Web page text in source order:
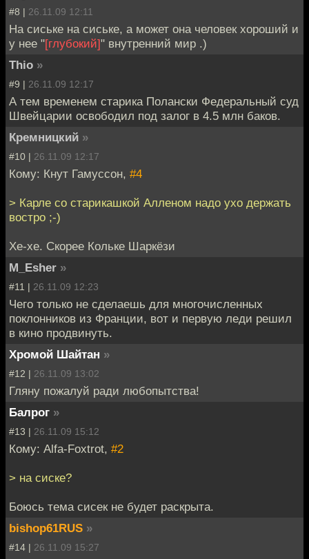
#8 | 26.11.09 12:11
На сиське на сиське, а может она человек хороший и
у нее "[глубокий]" внутренний мир .)
Thio »
#9 | 26.11.09 12:17
А тем временем старика Полански Федеральный суд
Швейцарии освободил под залог в 4.5 млн баков.
Кремницкий »
#10 | 26.11.09 12:17
Кому: Кнут Гамуссон, #4
> Карле со старикашкой Алленом надо ухо держать
востро ;-)
Хе-хе. Скорее Кольке Шаркёзи
M_Esher »
#11 | 26.11.09 12:23
Чего только не сделаешь для многочисленных
поклонников из Франции, вот и первую леди решил
в кино продвинуть.
Хромой Шайтан »
#12 | 26.11.09 13:02
Гляну пожалуй ради любопытства!
Балрог »
#13 | 26.11.09 15:12
Кому: Alfa-Foxtrot, #2
> на сиске?
Боюсь тема сисек не будет раскрыта.
bishop61RUS »
#14 | 26.11.09 15:27